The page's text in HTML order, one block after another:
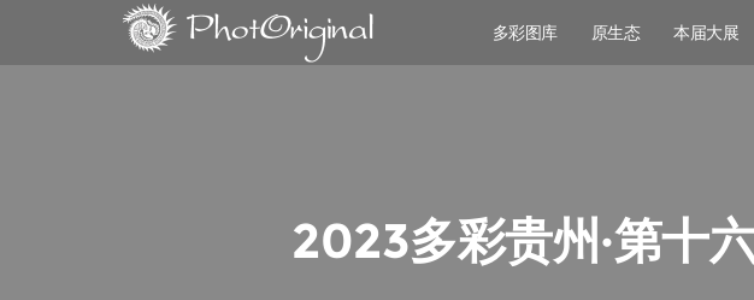
多彩图库 原生态 本届大展
2023多彩贵州·第十